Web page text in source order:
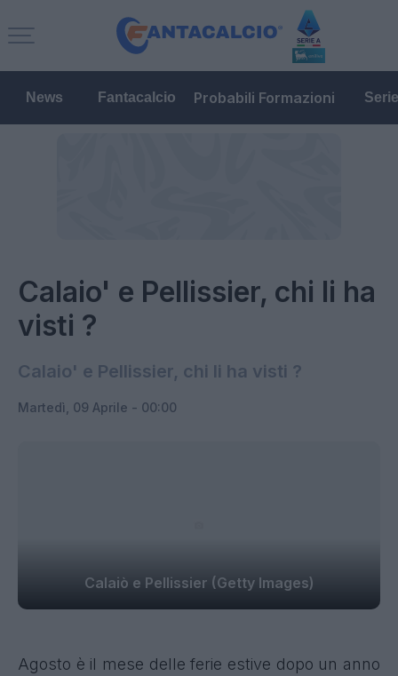
News Fantacalcio Probabili Formazioni
Calaio' e Pellissier, chi li ha
visti ?
Calaio' e Pellissier, chi li ha visti ?
Martedì, 09 Aprile - 00:00
Calaiò e Pellissier (Getty Images)
Agosto è il mese delle ferie estive dopo un anno